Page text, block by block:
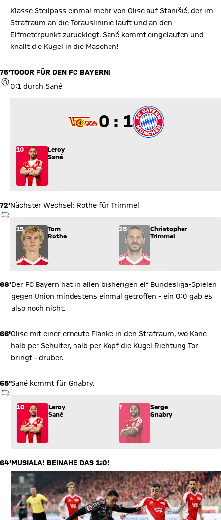
Klasse Steilpass einmal mehr von Olise auf Stanišić, der im
Strafraum an die Torauslininie läuft und an den
Elfmeterpunkt zurücklegt. Sané kommt eingelaufen und
knallt die Kugel in die Maschen!
75'
TOR
TOOOR FÜR DEN FC BAYERN!
0:1 durch Sané
0 zu 1
0 : 1
10
Leroy
Sané
72'
AUSWECHSLUNG
Nächster Wechsel: Rothe für Trimmel
Wechsel: Tom Rothe (15) kommt für Christopher Trimmel
15
Tom
Rothe
28
Christopher
Trimmel
68'Der FC Bayern hat in allen bisherigen elf Bundesliga-Spielen
gegen Union mindestens einmal getroffen - ein 0:0 gab es
also noch nicht.
66'Olise mit einer erneute Flanke in den Strafraum, wo Kane
halb per Schulter, halb per Kopf die Kugel Richtung Tor
bringt - drüber.
65'
AUSWECHSLUNG
Sané kommt für Gnabry.
Wechsel: Leroy Sané (10) kommt für Serge Gnabry (7) ins
10
Leroy
Sané
7
Serge
Gnabry
64'MUSIALA! BEINAHE DAS 1:0!